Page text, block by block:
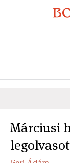
Márciusi